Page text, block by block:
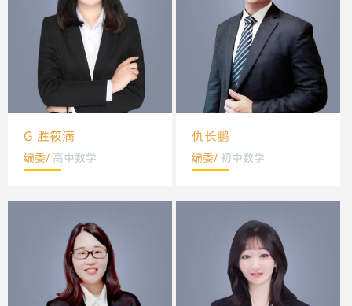
G 胜筱満
编委/ 高中数学
仇长鹏
编委/ 初中数学